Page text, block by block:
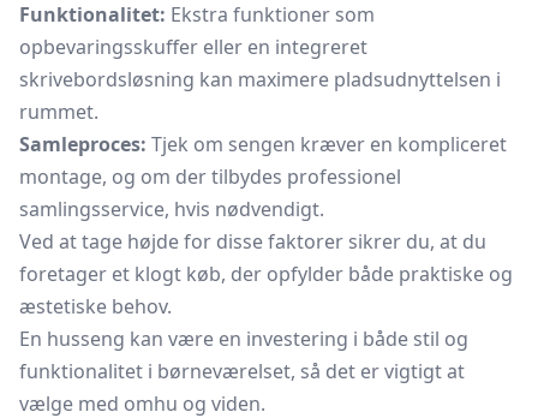
Funktionalitet: Ekstra funktioner som
opbevaringsskuffer eller en integreret
skrivebordsløsning kan maximere pladsudnyttelsen i
rummet.
Samleproces: Tjek om sengen kræver en kompliceret
montage, og om der tilbydes professionel
samlingsservice, hvis nødvendigt.
Ved at tage højde for disse faktorer sikrer du, at du
foretager et klogt køb, der opfylder både praktiske og
æstetiske behov.
En husseng kan være en investering i både stil og
funktionalitet i børneværelset, så det er vigtigt at
vælge med omhu og viden.